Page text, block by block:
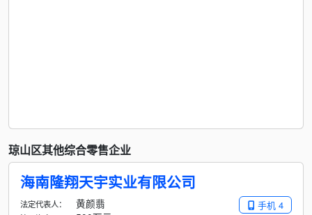
琼山区其他综合零售企业
海南隆翔天宇实业有限公司
手机 4
法定代表人： 黄颜翡